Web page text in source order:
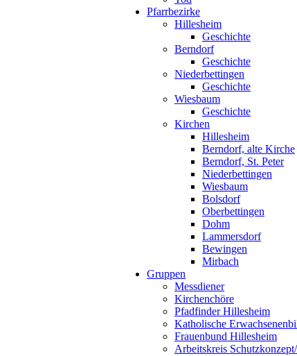
Pfarrbezirke
Hillesheim
Geschichte
Berndorf
Geschichte
Niederbettingen
Geschichte
Wiesbaum
Geschichte
Kirchen
Hillesheim
Berndorf, alte Kirche
Berndorf, St. Peter
Niederbettingen
Wiesbaum
Bolsdorf
Oberbettingen
Dohm
Lammersdorf
Bewingen
Mirbach
Gruppen
Messdiener
Kirchenchöre
Pfadfinder Hillesheim
Katholische
Frauenbund Hillesheim
Arbeitskreis